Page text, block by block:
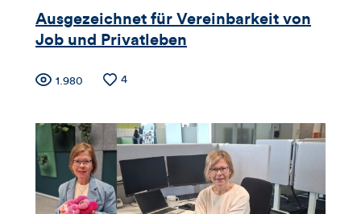
Artikels
Ausgezeichnet für Vereinbarkeit von
Job und Privatleben
Zähler
für
Views,
Likes
Anzahl
1.980
Anzahl
4